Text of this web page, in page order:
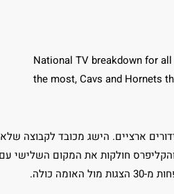
National TV breakdown for
the most, Cavs and Hornets
לראות הלייקרס מובילים בראש שידורי הטלוויזיה עם לא פחות מ-43 שידורים ארציים. הישג מכובד לקבוצה שלא
כולה.